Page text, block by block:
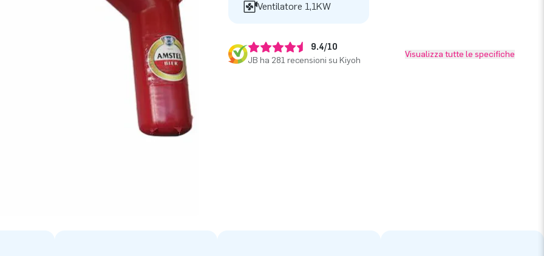
Ventilatore 1,1KW
9.4/10
JB ha 281 recensioni su Kiyoh
Visualizza tutte le specifiche